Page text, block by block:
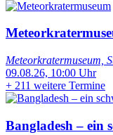
Meteorkratermuseum,
09.08.26, 10:00 Uhr
+ 211 weitere Termine
Bangladesh – ein